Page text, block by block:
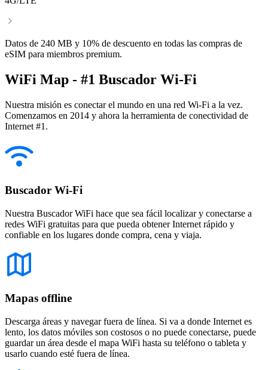
Datos de 240 MB y 10% de descuento en todas las compras de
eSIM para miembros premium.
WiFi Map - #1 Buscador Wi-Fi
Nuestra misión es conectar el mundo en una red Wi-Fi a la vez.
Comenzamos en 2014 y ahora la herramienta de conectividad de
Internet #1.
Buscador Wi-Fi
Nuestra Buscador WiFi hace que sea fácil localizar y conectarse a
redes WiFi gratuitas para que pueda obtener Internet rápido y
confiable en los lugares donde compra, cena y viaja.
Mapas offline
Descarga áreas y navegar fuera de línea. Si va a donde Internet es
lento, los datos móviles son costosos o no puede conectarse, puede
guardar un área desde el mapa WiFi hasta su teléfono o tableta y
usarlo cuando esté fuera de línea.